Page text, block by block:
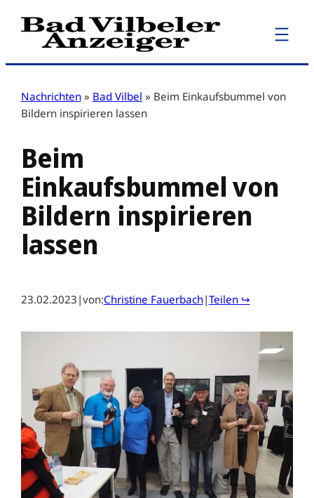
Zum
Inhalt
Nachrichten » Bad Vilbel » Beim Einkaufsbummel von
Bildern inspirieren lassen
Beim
Einkaufsbummel von
Bildern inspirieren
lassen
23.02.2023 |von:Christine Fauerbach|Teilen ↪